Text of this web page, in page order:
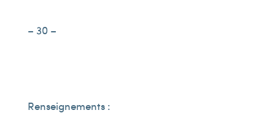
– 30 –
Renseignements :